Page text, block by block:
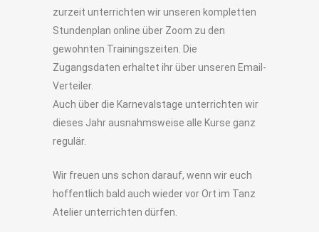
zurzeit unterrichten wir unseren kompletten
Stundenplan online über Zoom zu den
gewohnten Trainingszeiten. Die
Zugangsdaten erhaltet ihr über unseren Email-
Verteiler.
Auch über die Karnevalstage unterrichten wir
dieses Jahr ausnahmsweise alle Kurse ganz
regulär.
Wir freuen uns schon darauf, wenn wir euch
hoffentlich bald auch wieder vor Ort im Tanz
Atelier unterrichten dürfen.